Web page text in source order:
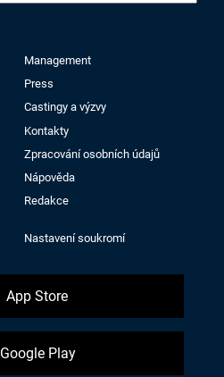
Management
Press
Castingy a výzvy
Kontakty
Zpracování osobních údajů
Nápověda
Redakce
Nastavení soukromí
App Store
Google Play